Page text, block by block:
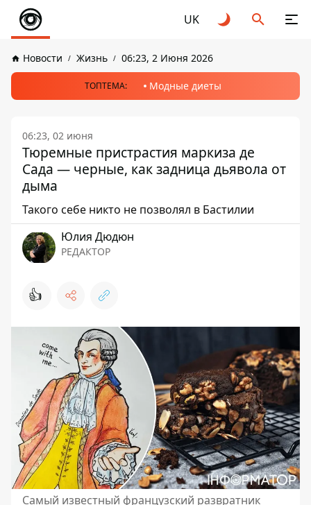
UK
Новости Жизнь 06:23, 2 Июня 2026
ТОПТЕМА: Модные диеты
06:23, 02 июня
Тюремные пристрастия маркиза де
Сада — черные, как задница дьявола от
дыма
Такого себе никто не позволял в Бастилии
Юлия Дюдюн
РЕДАКТОР
👍
Самый известный французский развратник